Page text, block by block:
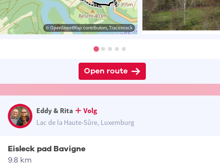
© OpenStreetMap contributors, Tracestrack
Open route
Eddy & Rita
Volg
Lac de la Haute-Sûre, Luxemburg
Eisleck pad Bavigne
9.8 km